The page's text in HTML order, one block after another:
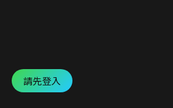
請先登入